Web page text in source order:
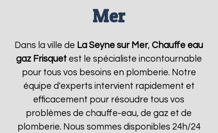
Mer
Dans la ville de La Seyne sur Mer,Chauffe eau
gaz Frisquetest le spécialiste incontournable
pour tous vos besoins en plomberie. Notre
équipe d'experts intervient rapidement et
efficacement pour résoudre tous vos
problèmes de chauffe-eau, de gaz et de
plomberie. Nous sommes disponibles 24h/24